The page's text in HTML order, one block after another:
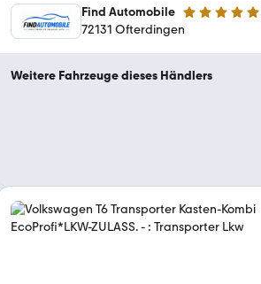
Find Automobile 5 Sterne
72131 Ofterdingen
Weitere Fahrzeuge dieses Händlers